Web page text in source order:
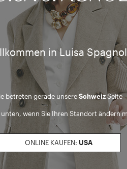
in Luisa
betreten gerade unsereSchweizSeite
unten, wenn Sie Ihren Standort ändern
ONLINE KAUFEN: USA
Boutique-Suche
abonnieren
E-Mail Adresse ein